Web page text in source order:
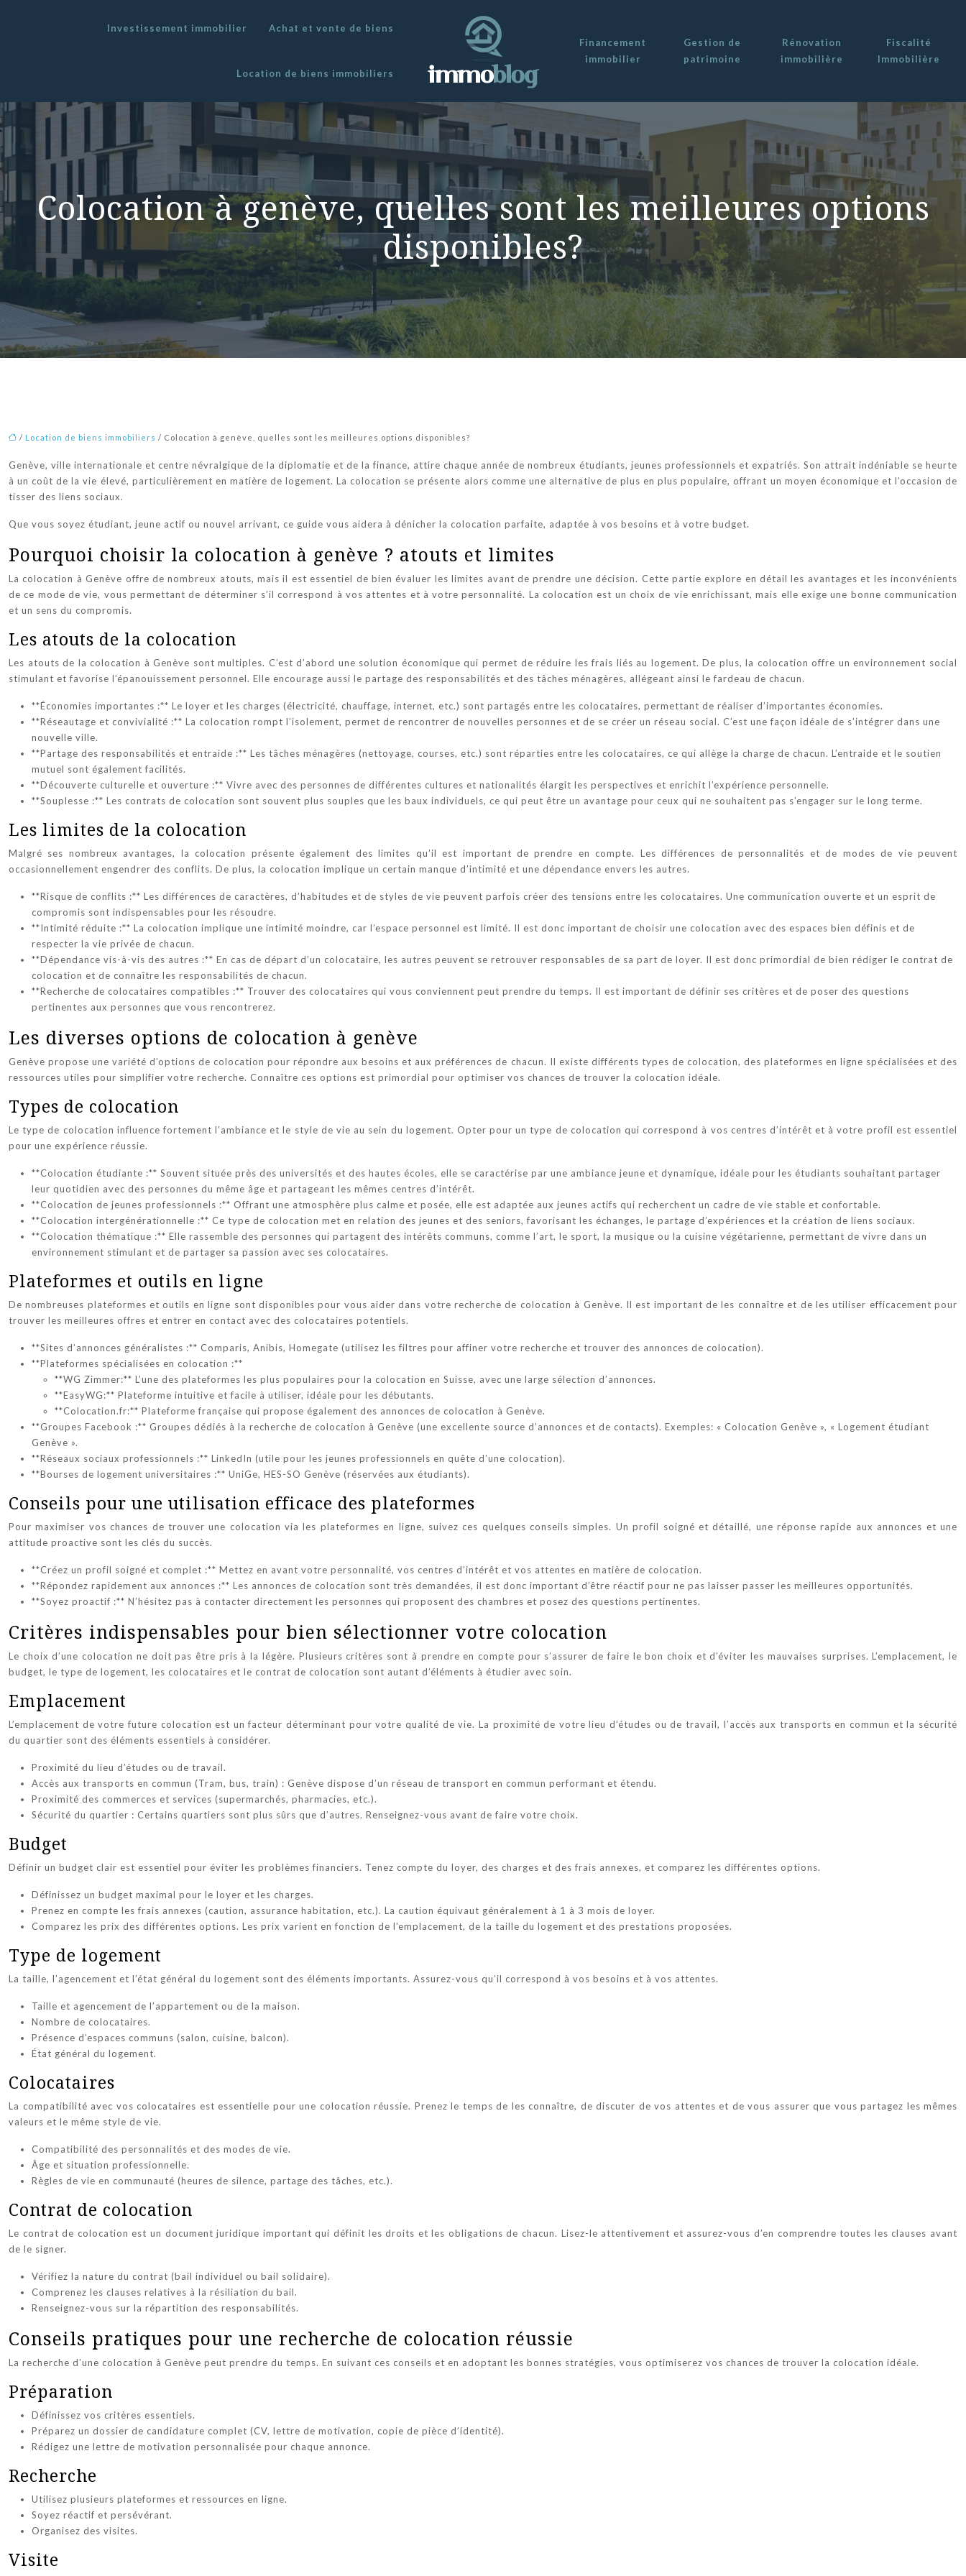
Achat et vente de biens
Investissement immobilier
Location de biens immobiliers
Financement
immobilier
Gestion de
patrimoine
Rénovation
immobilière
Fiscalité
Immobilière
Colocation à genève, quelles sont les meilleures options
disponibles?
/ Location de biens immobiliers / Colocation à genève, quelles sont les meilleures options disponibles?
Genève, ville internationale et centre névralgique de la diplomatie et de la finance, attire chaque année de nombreux étudiants, jeunes professionnels et expatriés. Son attrait indéniable se heurte
à un coût de la vie élevé, particulièrement en matière de logement. La colocation se présente alors comme une alternative de plus en plus populaire, offrant un moyen économique et l’occasion de
tisser des liens sociaux.
Que vous soyez étudiant, jeune actif ou nouvel arrivant, ce guide vous aidera à dénicher la colocation parfaite, adaptée à vos besoins et à votre budget.
Pourquoi choisir la colocation à genève ? atouts et limites
La colocation à Genève offre de nombreux atouts, mais il est essentiel de bien évaluer les limites avant de prendre une décision. Cette partie explore en détail les avantages et les inconvénients
de ce mode de vie, vous permettant de déterminer s’il correspond à vos attentes et à votre personnalité. La colocation est un choix de vie enrichissant, mais elle exige une bonne communication
et un sens du compromis.
Les atouts de la colocation
Les atouts de la colocation à Genève sont multiples. C’est d’abord une solution économique qui permet de réduire les frais liés au logement. De plus, la colocation offre un environnement social
stimulant et favorise l’épanouissement personnel. Elle encourage aussi le partage des responsabilités et des tâches ménagères, allégeant ainsi le fardeau de chacun.
**Économies importantes :** Le loyer et les charges (électricité, chauffage, internet, etc.) sont partagés entre les colocataires, permettant de réaliser d’importantes économies.
**Réseautage et convivialité :** La colocation rompt l’isolement, permet de rencontrer de nouvelles personnes et de se créer un réseau social. C’est une façon idéale de s’intégrer dans une
nouvelle ville.
**Partage des responsabilités et entraide :** Les tâches ménagères (nettoyage, courses, etc.) sont réparties entre les colocataires, ce qui allège la charge de chacun. L’entraide et le soutien
mutuel sont également facilités.
**Découverte culturelle et ouverture :** Vivre avec des personnes de différentes cultures et nationalités élargit les perspectives et enrichit l’expérience personnelle.
**Souplesse :** Les contrats de colocation sont souvent plus souples que les baux individuels, ce qui peut être un avantage pour ceux qui ne souhaitent pas s’engager sur le long terme.
Les limites de la colocation
Malgré ses nombreux avantages, la colocation présente également des limites qu’il est important de prendre en compte. Les différences de personnalités et de modes de vie peuvent
occasionnellement engendrer des conflits. De plus, la colocation implique un certain manque d’intimité et une dépendance envers les autres.
**Risque de conflits :** Les différences de caractères, d’habitudes et de styles de vie peuvent parfois créer des tensions entre les colocataires. Une communication ouverte et un esprit de
compromis sont indispensables pour les résoudre.
**Intimité réduite :** La colocation implique une intimité moindre, car l’espace personnel est limité. Il est donc important de choisir une colocation avec des espaces bien définis et de
respecter la vie privée de chacun.
**Dépendance vis-à-vis des autres :** En cas de départ d’un colocataire, les autres peuvent se retrouver responsables de sa part de loyer. Il est donc primordial de bien rédiger le contrat de
colocation et de connaître les responsabilités de chacun.
**Recherche de colocataires compatibles :** Trouver des colocataires qui vous conviennent peut prendre du temps. Il est important de définir ses critères et de poser des questions
pertinentes aux personnes que vous rencontrerez.
Les diverses options de colocation à genève
Genève propose une variété d’options de colocation pour répondre aux besoins et aux préférences de chacun. Il existe différents types de colocation, des plateformes en ligne spécialisées et des
ressources utiles pour simplifier votre recherche. Connaître ces options est primordial pour optimiser vos chances de trouver la colocation idéale.
Types de colocation
Le type de colocation influence fortement l’ambiance et le style de vie au sein du logement. Opter pour un type de colocation qui correspond à vos centres d’intérêt et à votre profil est essentiel
pour une expérience réussie.
**Colocation étudiante :** Souvent située près des universités et des hautes écoles, elle se caractérise par une ambiance jeune et dynamique, idéale pour les étudiants souhaitant partager
leur quotidien avec des personnes du même âge et partageant les mêmes centres d’intérêt.
**Colocation de jeunes professionnels :** Offrant une atmosphère plus calme et posée, elle est adaptée aux jeunes actifs qui recherchent un cadre de vie stable et confortable.
**Colocation intergénérationnelle :** Ce type de colocation met en relation des jeunes et des seniors, favorisant les échanges, le partage d’expériences et la création de liens sociaux.
**Colocation thématique :** Elle rassemble des personnes qui partagent des intérêts communs, comme l’art, le sport, la musique ou la cuisine végétarienne, permettant de vivre dans un
environnement stimulant et de partager sa passion avec ses colocataires.
Plateformes et outils en ligne
De nombreuses plateformes et outils en ligne sont disponibles pour vous aider dans votre recherche de colocation à Genève. Il est important de les connaître et de les utiliser efficacement pour
trouver les meilleures offres et entrer en contact avec des colocataires potentiels.
**Sites d’annonces généralistes :** Comparis, Anibis, Homegate (utilisez les filtres pour affiner votre recherche et trouver des annonces de colocation).
**Plateformes spécialisées en colocation :**
**WG Zimmer:** L’une des plateformes les plus populaires pour la colocation en Suisse, avec une large sélection d’annonces.
**EasyWG:** Plateforme intuitive et facile à utiliser, idéale pour les débutants.
**Colocation.fr:** Plateforme française qui propose également des annonces de colocation à Genève.
**Groupes Facebook :** Groupes dédiés à la recherche de colocation à Genève (une excellente source d’annonces et de contacts). Exemples: « Colocation Genève », « Logement étudiant
Genève ».
**Réseaux sociaux professionnels :** LinkedIn (utile pour les jeunes professionnels en quête d’une colocation).
**Bourses de logement universitaires :** UniGe, HES-SO Genève (réservées aux étudiants).
Conseils pour une utilisation efficace des plateformes
Pour maximiser vos chances de trouver une colocation via les plateformes en ligne, suivez ces quelques conseils simples. Un profil soigné et détaillé, une réponse rapide aux annonces et une
attitude proactive sont les clés du succès.
**Créez un profil soigné et complet :** Mettez en avant votre personnalité, vos centres d’intérêt et vos attentes en matière de colocation.
**Répondez rapidement aux annonces :** Les annonces de colocation sont très demandées, il est donc important d’être réactif pour ne pas laisser passer les meilleures opportunités.
**Soyez proactif :** N’hésitez pas à contacter directement les personnes qui proposent des chambres et posez des questions pertinentes.
Critères indispensables pour bien sélectionner votre colocation
Le choix d’une colocation ne doit pas être pris à la légère. Plusieurs critères sont à prendre en compte pour s’assurer de faire le bon choix et d’éviter les mauvaises surprises. L’emplacement, le
budget, le type de logement, les colocataires et le contrat de colocation sont autant d’éléments à étudier avec soin.
Emplacement
L’emplacement de votre future colocation est un facteur déterminant pour votre qualité de vie. La proximité de votre lieu d’études ou de travail, l’accès aux transports en commun et la sécurité
du quartier sont des éléments essentiels à considérer.
Proximité du lieu d’études ou de travail.
Accès aux transports en commun (Tram, bus, train) : Genève dispose d’un réseau de transport en commun performant et étendu.
Proximité des commerces et services (supermarchés, pharmacies, etc.).
Sécurité du quartier : Certains quartiers sont plus sûrs que d’autres. Renseignez-vous avant de faire votre choix.
Budget
Définir un budget clair est essentiel pour éviter les problèmes financiers. Tenez compte du loyer, des charges et des frais annexes, et comparez les différentes options.
Définissez un budget maximal pour le loyer et les charges.
Prenez en compte les frais annexes (caution, assurance habitation, etc.). La caution équivaut généralement à 1 à 3 mois de loyer.
Comparez les prix des différentes options. Les prix varient en fonction de l’emplacement, de la taille du logement et des prestations proposées.
Type de logement
La taille, l’agencement et l’état général du logement sont des éléments importants. Assurez-vous qu’il correspond à vos besoins et à vos attentes.
Taille et agencement de l’appartement ou de la maison.
Nombre de colocataires.
Présence d’espaces communs (salon, cuisine, balcon).
État général du logement.
Colocataires
La compatibilité avec vos colocataires est essentielle pour une colocation réussie. Prenez le temps de les connaître, de discuter de vos attentes et de vous assurer que vous partagez les mêmes
valeurs et le même style de vie.
Compatibilité des personnalités et des modes de vie.
Âge et situation professionnelle.
Règles de vie en communauté (heures de silence, partage des tâches, etc.).
Contrat de colocation
Le contrat de colocation est un document juridique important qui définit les droits et les obligations de chacun. Lisez-le attentivement et assurez-vous d’en comprendre toutes les clauses avant
de le signer.
Vérifiez la nature du contrat (bail individuel ou bail solidaire).
Comprenez les clauses relatives à la résiliation du bail.
Renseignez-vous sur la répartition des responsabilités.
Conseils pratiques pour une recherche de colocation réussie
La recherche d’une colocation à Genève peut prendre du temps. En suivant ces conseils et en adoptant les bonnes stratégies, vous optimiserez vos chances de trouver la colocation idéale.
Préparation
Définissez vos critères essentiels.
Préparez un dossier de candidature complet (CV, lettre de motivation, copie de pièce d’identité).
Rédigez une lettre de motivation personnalisée pour chaque annonce.
Recherche
Utilisez plusieurs plateformes et ressources en ligne.
Soyez réactif et persévérant.
Organisez des visites.
Visite